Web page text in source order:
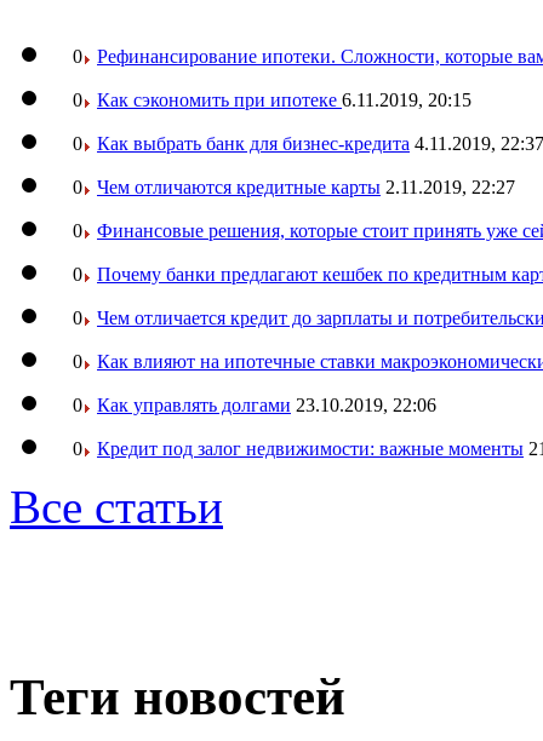
0 Рефинансирование ипотеки. Сложности, которые
0 Как сэкономить при ипотеке 6.11.2019, 20:15
0 Как выбрать банк для бизнес-кредита 4.11.2019, 22:37
0 Чем отличаются кредитные карты 2.11.2019, 22:27
0 Финансовые решения, которые стоит принять уже
0 Почему банки предлагают кешбек по кредитным
0 Чем отличается кредит до зарплаты и
0 Как влияют на ипотечные ставки
0 Как управлять долгами 23.10.2019, 22:06
0 Кредит под залог недвижимости: важные моменты
Все статьи
Теги новостей